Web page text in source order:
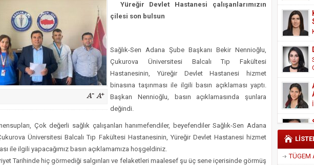
Hainler emellerine asla erişemeyecekler
BÖLGEMİZ ÇUKUROVA’DA 2019 YILI PAMUK HASADINA BAŞLANDI
İyi Parti Yüreğir İlçe Başkanı Enis Akyürek
Kimyasallardan Koruma Derneği Başkanı Cennet Çelik
Yüreğir Devlet Hastanesi çalışanlarımızın
çilesi son bulsun
Sağlık-Sen Adana Şube Başkanı Bekir Nennioğlu,
Çukurova Üniversitesi Balcalı Tıp Fakültesi
Hastanesinin, Yüreğir Devlet Hastanesi hizmet
binasına taşınması ile ilgili basın açıklaması yaptı.
Başkan Nennioğlu, basın açıklamasında şunlara
değindi.
Çok değerli sağlık çalışanları hanımefendiler, beyefendiler Sağlık-Sen Adana
Üniversitesi Balcalı Tıp Fakültesi Hastanesinin, Yüreğir Devlet Hastanesi hizmet
ile ilgili yapacağımız basın açıklamamıza hoşgeldiniz.
Tarihinde hiç görmediği salgınları ve felaketleri maalesef şu üç sene içerisinde görmüş